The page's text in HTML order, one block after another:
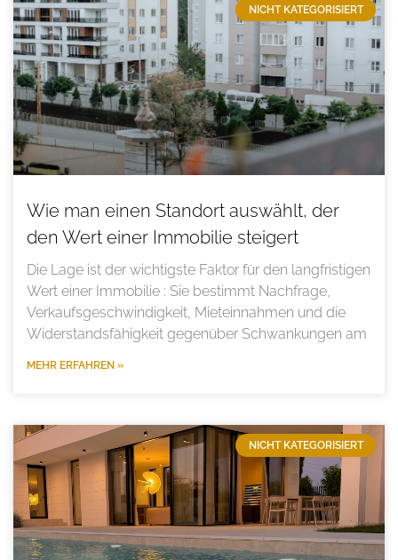
NICHT KATEGORISIERT
Wie man einen Standort auswählt, der
den Wert einer Immobilie steigert
Die Lage ist der wichtigste Faktor für den langfristigen
Wert einer Immobilie : Sie bestimmt Nachfrage,
Verkaufsgeschwindigkeit, Mieteinnahmen und die
Widerstandsfähigkeit gegenüber Schwankungen am
MEHR ERFAHREN »
NICHT KATEGORISIERT